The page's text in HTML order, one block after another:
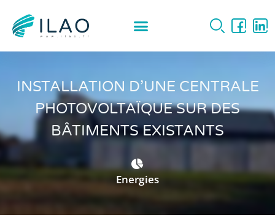
INSTALLATION D’UNE CENTRALE
PHOTOVOLTAÏQUE SUR DES
BÂTIMENTS EXISTANTS
Energies